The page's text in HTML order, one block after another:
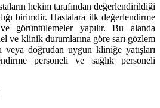
hekim tarafından değerlendirildiği
birimdir. Hastalara ilk değerlendirme
görüntülemeler yapılır. Bu alanda
ve klinik durumlarına göre sarı gözlem
veya doğrudan uygun kliniğe yatışları
personeli ve sağlık personeli